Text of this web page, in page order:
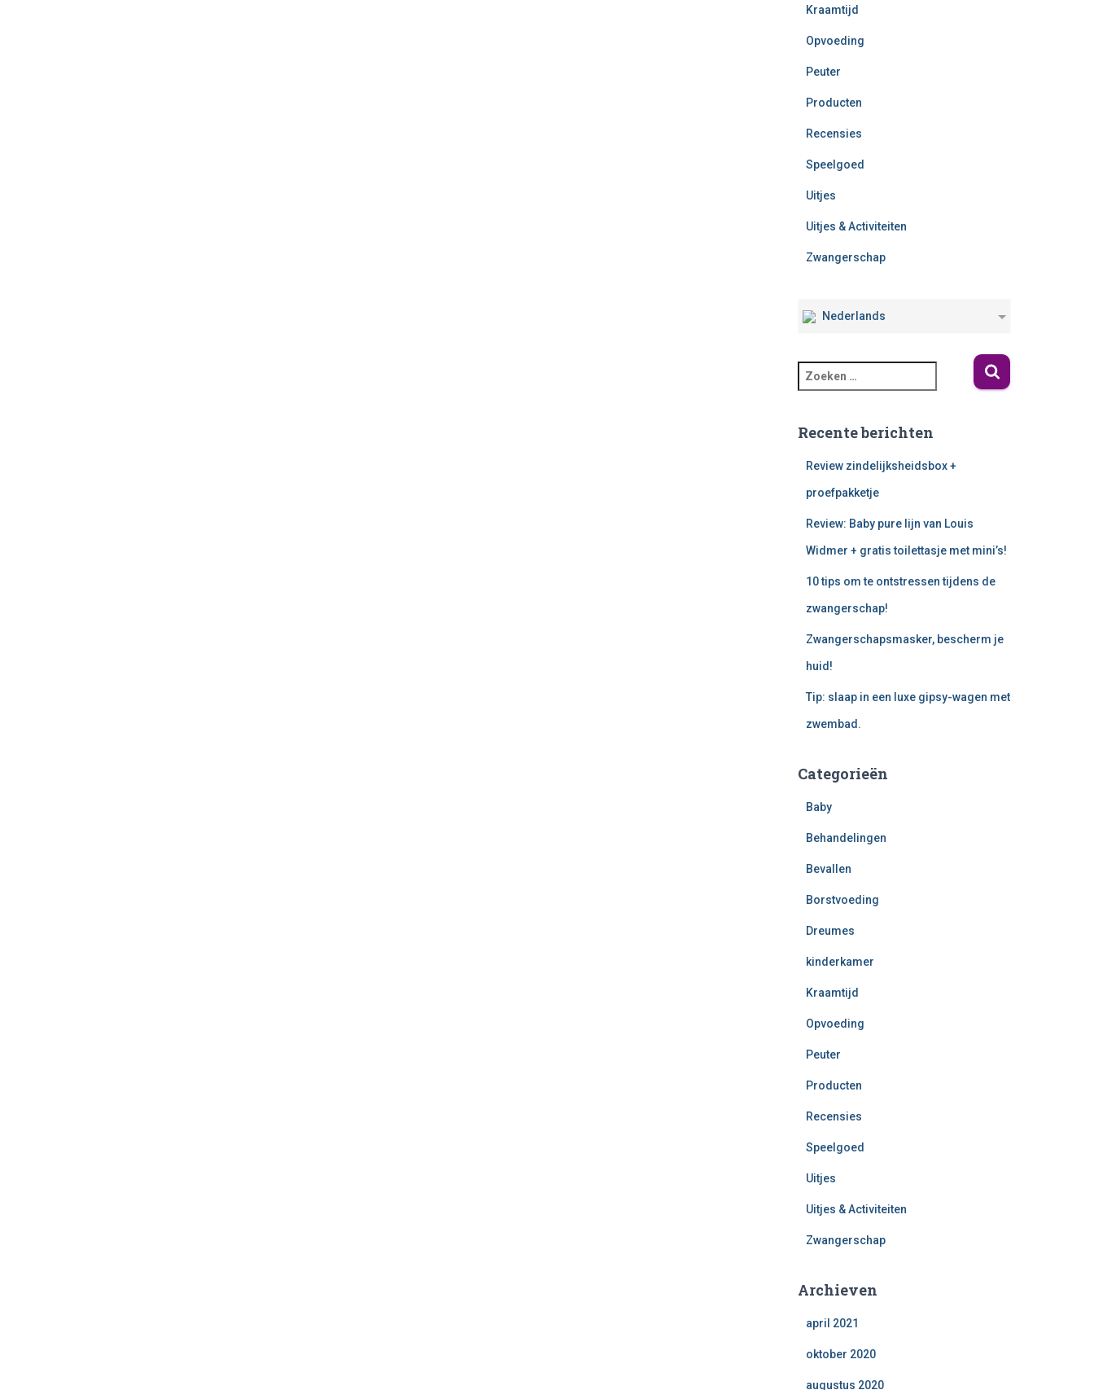
Kraamtijd
Opvoeding
Peuter
Producten
Recensies
Speelgoed
Uitjes
Uitjes & Activiteiten
Zwangerschap
Nederlands
Recente berichten
Review zindelijksheidsbox +
proefpakketje
Review: Baby pure lijn van Louis
Widmer + gratis toilettasje met mini’s!
10 tips om te ontstressen tijdens de
zwangerschap!
Zwangerschapsmasker, bescherm je
huid!
Tip: slaap in een luxe gipsy-wagen met
zwembad.
Categorieën
Baby
Behandelingen
Bevallen
Borstvoeding
Dreumes
kinderkamer
Kraamtijd
Opvoeding
Peuter
Producten
Recensies
Speelgoed
Uitjes
Uitjes & Activiteiten
Zwangerschap
Archieven
april 2021
oktober 2020
augustus 2020